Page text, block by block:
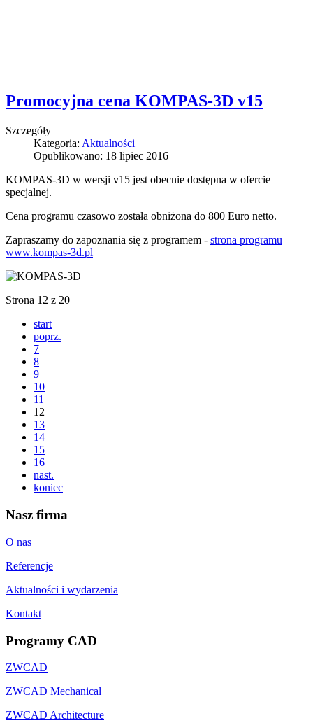
Promocyjna cena KOMPAS-3D v15
Szczegóły
Kategoria: Aktualności
Opublikowano: 18 lipiec 2016
KOMPAS-3D w wersji v15 jest obecnie dostępna w ofercie
specjalnej.
Cena programu czasowo została obniżona do 800 Euro netto.
Zapraszamy do zapoznania się z programem - strona programu
www.kompas-3d.pl
Strona 12 z 20
start
poprz.
7
8
9
10
11
12
13
14
15
16
nast.
koniec
Nasz firma
O nas
Referencje
Aktualności i wydarzenia
Kontakt
Programy CAD
ZWCAD
ZWCAD Mechanical
ZWCAD Architecture